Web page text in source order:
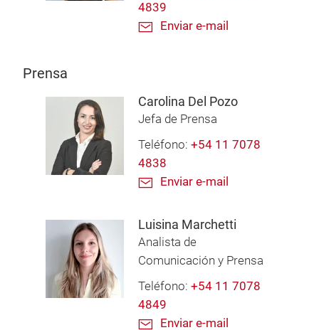
4839
Enviar e-mail
Prensa
Carolina Del Pozo
Jefa de Prensa
Teléfono: +54 11 7078
4838
Enviar e-mail
Luisina Marchetti
Analista de
Comunicación y Prensa
Teléfono: +54 11 7078
4849
Enviar e-mail